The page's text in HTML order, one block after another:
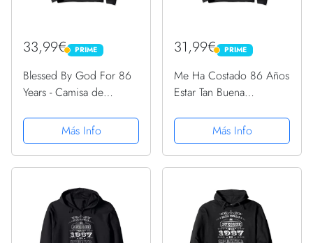
33,99€ PRIME
PRIME
Blessed By God For 86
Years - Camisa de
cumpleaños 86
Sudadera
Más Info
31,99€ PRIME
PRIME
Me Ha Costado 86 Años
Estar Tan Buena
SudaderaMás Info